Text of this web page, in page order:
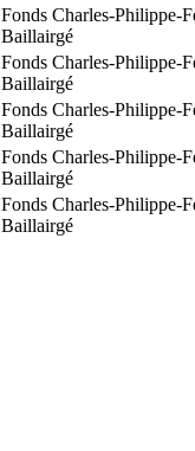
Fonds Charles-Philippe-
Baillairgé
Fonds Charles-Philippe-
Baillairgé
Fonds Charles-Philippe-
Baillairgé
Fonds Charles-Philippe-
Baillairgé
Fonds Charles-Philippe-
Baillairgé